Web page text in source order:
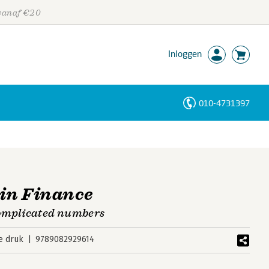
€20
Inloggen
010-4731397
Finance
numbers
druk 9789082929614
Personen